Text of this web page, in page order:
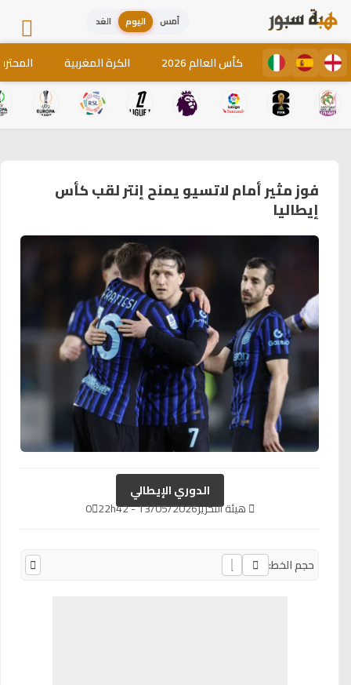
أمس اليوم الغد
كأس العالم 2026 الكرة المغربية
فوز مثير أمام لاتسيو يمنح إنتر لقب كأس
إيطاليا
الدوري الإيطالي
هيئة التحرير13/05/2026 - 22h42
0
حجم الخط: